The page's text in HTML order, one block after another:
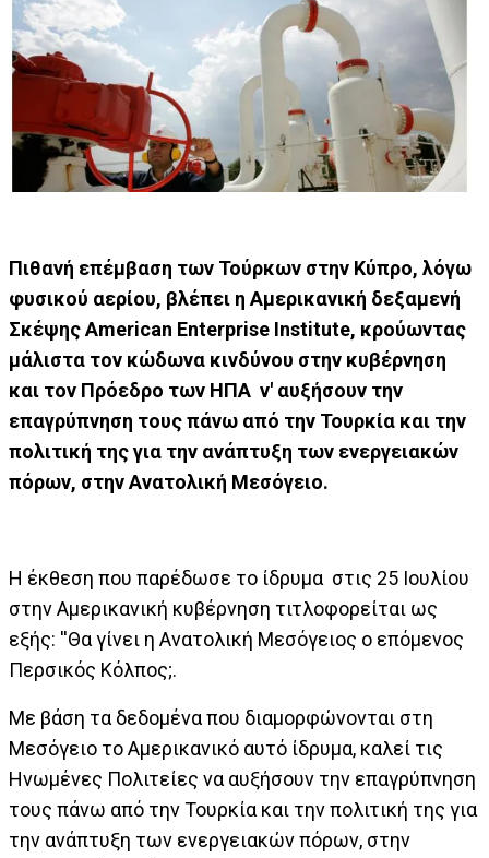
Πιθανή επέμβαση των Τούρκων στην Κύπρο, λόγω
φυσικού αερίου, βλέπει η Αμερικανική δεξαμενή
Σκέψης American Enterprise Institute, κρούωντας
μάλιστα τον κώδωνα κινδύνου στην κυβέρνηση
και τον Πρόεδρο των ΗΠΑ ν' αυξήσουν την
επαγρύπνηση τους πάνω από την Τουρκία και την
πολιτική της για την ανάπτυξη των ενεργειακών
πόρων, στην Ανατολική Μεσόγειο.
Η έκθεση που παρέδωσε το ίδρυμα στις 25 Ιουλίου
στην Αμερικανική κυβέρνηση τιτλοφορείται ως
εξής: ''Θα γίνει η Ανατολική Μεσόγειος ο επόμενος
Περσικός Κόλπος;.
Με βάση τα δεδομένα που διαμορφώνονται στη
Μεσόγειο το Αμερικανικό αυτό ίδρυμα, καλεί τις
Ηνωμένες Πολιτείες να αυξήσουν την επαγρύπνηση
τους πάνω από την Τουρκία και την πολιτική της για
την ανάπτυξη των ενεργειακών πόρων, στην